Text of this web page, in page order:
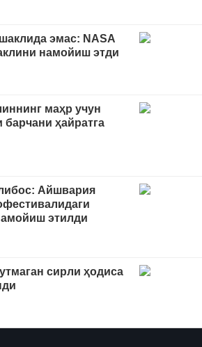
эмас: NASA
намойиш этди
маҳр учун
барчани ҳайратга
Айшвария
этилди
сирли ҳодиса